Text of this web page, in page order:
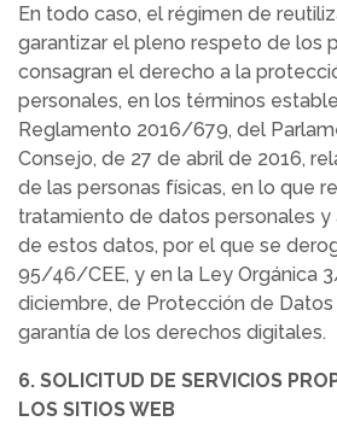
En todo caso, el régimen de
garantizar el pleno respeto de los
consagran el derecho a la
personales, en los términos
Reglamento 2016/679, del
Consejo, de 27 de abril de 2016,
de las personas físicas, en lo que
tratamiento de datos personales y
de estos datos, por el que se
95/46/CEE, y en la Ley Orgánica
diciembre, de Protección de
garantía de los derechos digitales.
6. SOLICITUD DE SERVICIOS
LOS SITIOS WEB